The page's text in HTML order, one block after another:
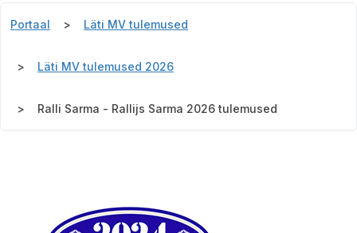
Portaal Läti MV tulemused
Läti MV tulemused 2026
Ralli Sarma - Rallijs Sarma 2026 tulemused